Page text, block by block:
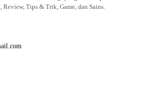
Tips & Trik, Game, dan Sains.